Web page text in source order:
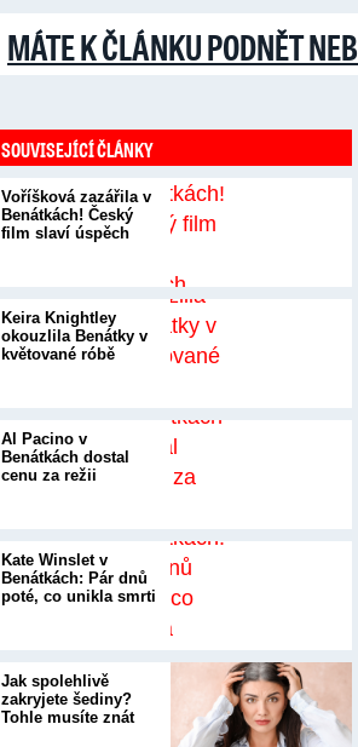
MÁTE K ČLÁNKU PODNĚT
SOUVISEJÍCÍ ČLÁNKY
Voříšková zazářila v
Benátkách! Český
film slaví úspěch
Keira Knightley
okouzlila Benátky v
květované róbě
Al Pacino v
Benátkách dostal
cenu za režii
Kate Winslet v
Benátkách: Pár dnů
poté, co unikla smrti
Jak spolehlivě
zakryjete šediny?
Tohle musíte znát